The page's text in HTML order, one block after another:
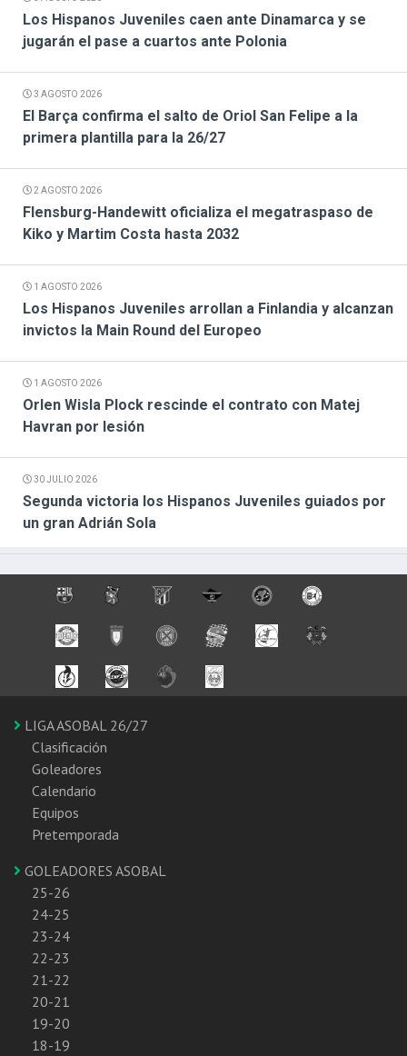
Los Hispanos Juveniles caen ante Dinamarca y se
jugarán el pase a cuartos ante Polonia
3 AGOSTO 2026
El Barça confirma el salto de Oriol San Felipe a la
primera plantilla para la 26/27
2 AGOSTO 2026
Flensburg-Handewitt oficializa el megatraspaso de
Kiko y Martim Costa hasta 2032
1 AGOSTO 2026
Los Hispanos Juveniles arrollan a Finlandia y alcanzan
invictos la Main Round del Europeo
1 AGOSTO 2026
Orlen Wisla Plock rescinde el contrato con Matej
Havran por lesión
30 JULIO 2026
Segunda victoria los Hispanos Juveniles guiados por
un gran Adrián Sola
LIGA ASOBAL 26/27
Clasificación
Goleadores
Calendario
Equipos
Pretemporada
GOLEADORES ASOBAL
25-26
24-25
23-24
22-23
21-22
20-21
19-20
18-19